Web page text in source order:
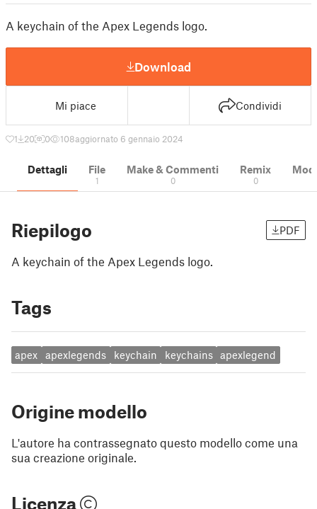
A keychain of the Apex Legends logo.
Download
Mi piace Condividi
1 20 0 108aggiornato 6 gennaio 2024
Dettagli File
1
Make & Commenti
0
Remix
0
Riepilogo PDF
A keychain of the Apex Legends logo.
Tags
apex apexlegends keychain keychains apexlegend
Origine modello
L'autore ha contrassegnato questo modello come una
sua creazione originale.
Licenza